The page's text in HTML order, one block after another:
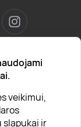
veikimui,
slapukai ir